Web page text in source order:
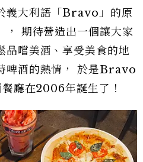
義大利語「Bravo」的原
期待營造出一個讓大家
品嚐美酒、享受美食的地
啤酒的熱情， 於是Bravo
廳在2006年誕生了！